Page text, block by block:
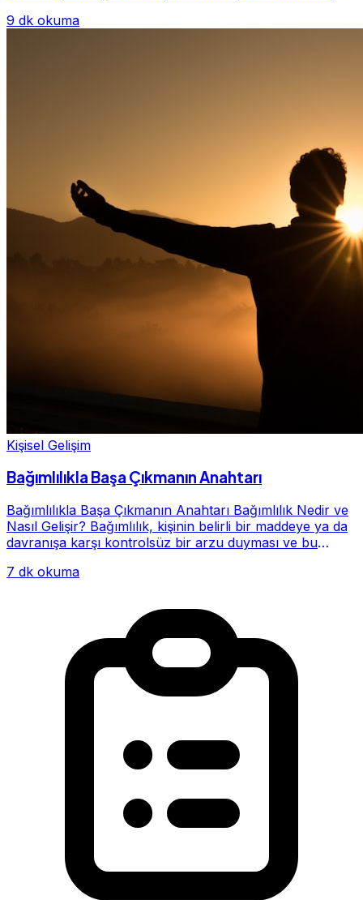
9 dk okuma
Kişisel Gelişim
Bağımlılıkla Başa Çıkmanın Anahtarı
Bağımlılıkla Başa Çıkmanın Anahtarı Bağımlılık Nedir ve
Nasıl Gelişir? Bağımlılık, kişinin belirli bir maddeye ya da
davranışa karşı kontrolsüz bir arzu duyması ve bu
7 dk okuma